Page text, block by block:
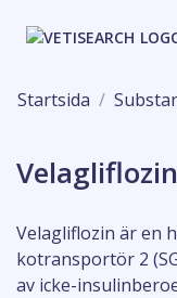
Startsida
Velagliflozin
Velagliflozin är en
kotransportör 2
av icke-